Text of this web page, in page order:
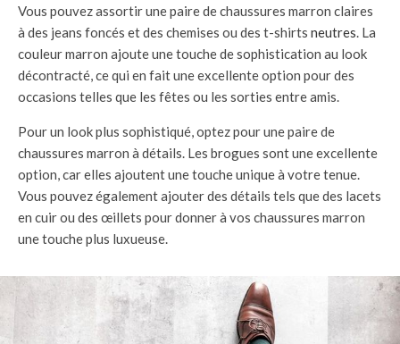
Vous pouvez assortir une paire de chaussures marron claires
à des jeans foncés et des chemises ou des t-shirts neutres. La
couleur marron ajoute une touche de sophistication au look
décontracté, ce qui en fait une excellente option pour des
occasions telles que les fêtes ou les sorties entre amis.
Pour un look plus sophistiqué, optez pour une paire de
chaussures marron à détails. Les brogues sont une excellente
option, car elles ajoutent une touche unique à votre tenue.
Vous pouvez également ajouter des détails tels que des lacets
en cuir ou des œillets pour donner à vos chaussures marron
une touche plus luxueuse.